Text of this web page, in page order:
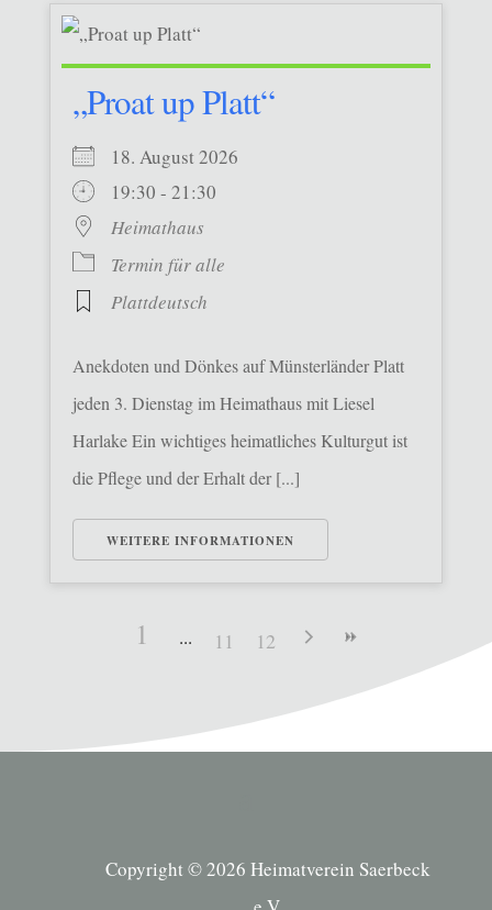
„Proat up Platt“
18. August 2026
19:30 - 21:30
Heimathaus
Termin für alle
Plattdeutsch
Anekdoten und Dönkes auf Münsterländer Platt
jeden 3. Dienstag im Heimathaus mit Liesel
Harlake Ein wichtiges heimatliches Kulturgut ist
die Pflege und der Erhalt der [...]
WEITERE INFORMATIONEN
1 11 12
Copyright © 2026 Heimatverein Saerbeck